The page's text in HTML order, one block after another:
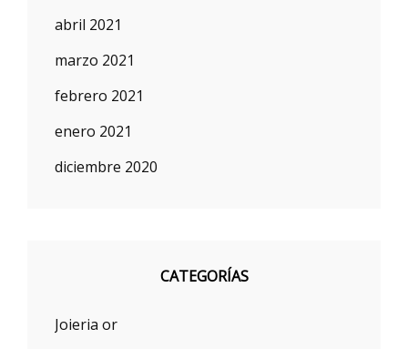
abril 2021
marzo 2021
febrero 2021
enero 2021
diciembre 2020
CATEGORÍAS
Joieria or